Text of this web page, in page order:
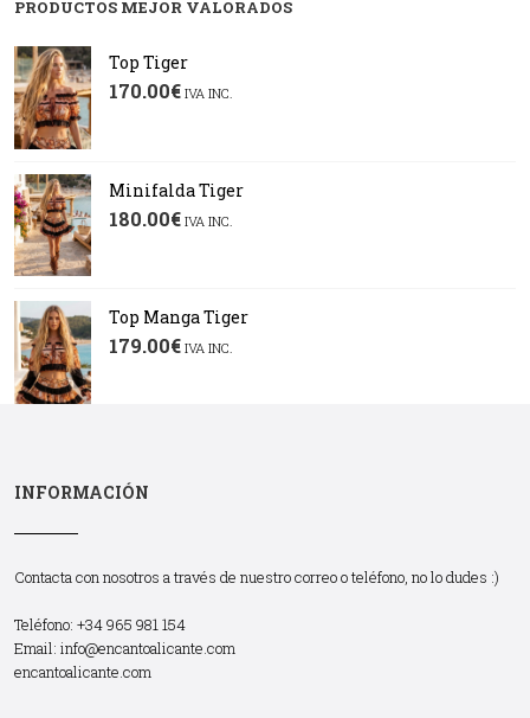
PRODUCTOS MEJOR VALORADOS
Top Tiger
170.00€ IVA INC.
Minifalda Tiger
180.00€ IVA INC.
Top Manga Tiger
179.00€ IVA INC.
INFORMACIÓN
Contacta con nosotros a través de nuestro correo o teléfono, no lo dudes :)
Teléfono: +34 965 981 154
Email: info@encantoalicante.com
encantoalicante.com